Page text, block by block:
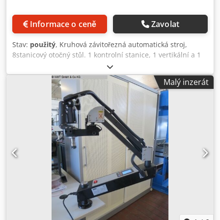
M27 Otáčky (ot./min.): 70 / 220 Potřeba vzduchu: 950 l/min
Tlak: 6-7bar Pracovní rozsah: Rmax 950 mm Konstrukce
paralelního ramene: Stabilní konstrukce ramene (tvrdý
hliníkový profil 58x40) Hmotnost: 29 kg Uchycení adaptéru:
TCS 2B Standardní příslušenství pro všechny modely: -
Paralelní rameno - vzduchový motor - 6 bezpečnostních
kluzných spojek podle vašeho výběru - Vodicí sloupek s
montážní přírubou - Radiální výložník (pro flexibilnější
pracovní rozsah) - Jednotka údržby - Pneumatický olej pro
počáteční plnění
Informace o ceně Zavolat
Stav: použitý, Kruhová závitořezná automatická stroj,
8stanicový otočný stůl. 1 kontrolní stanice, 1 vertikální a 1
horizontální závitořezací jednotka. S vodící patronou 1 mm
stoupání Chiron, závitořezná jednotka s vodící patronou 0,7
mm stoupání, M 4. Jedna odběrová stanice, chladicí
zařízení. Djdpfx Afoyl Ntpjusck
Malý inzerát